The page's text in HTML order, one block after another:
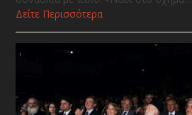
Δείτε Περισσότερα